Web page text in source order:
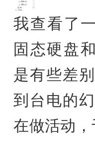
我查看了
固态硬盘
是有些差
到台电的
在做活动，